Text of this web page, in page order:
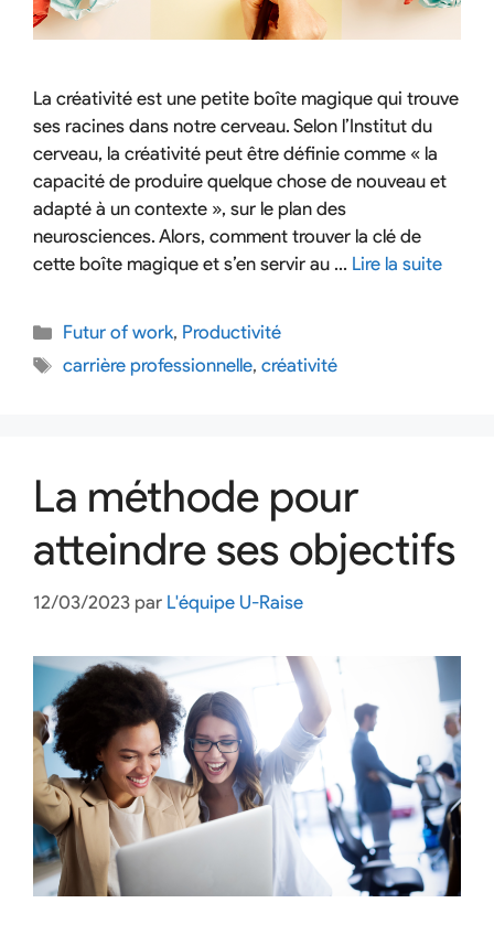
La créativité est une petite boîte magique qui trouve
ses racines dans notre cerveau. Selon l’Institut du
cerveau, la créativité peut être définie comme « la
capacité de produire quelque chose de nouveau et
adapté à un contexte », sur le plan des
neurosciences. Alors, comment trouver la clé de
cette boîte magique et s’en servir au … Lire la suite
Futur of work, Productivité
carrière professionnelle,créativité
La méthode pour
atteindre ses objectifs
12/03/2023 par L'équipe U-Raise